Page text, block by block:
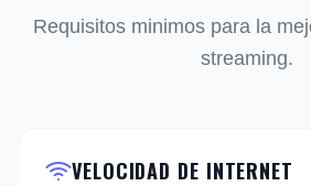
Requisitos minimos para la
streaming.
VELOCIDAD DE INTERNET